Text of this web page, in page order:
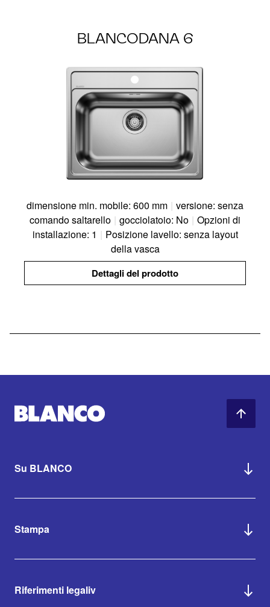
BLANCODANA 6
dimensione min. mobile: 600 mm | versione: senza
comando saltarello | gocciolatoio: No | Opzioni di
installazione: 1 | Posizione lavello: senza layout
della vasca
Dettagli del prodotto
Su BLANCO
Stampa
Riferimenti legaliv